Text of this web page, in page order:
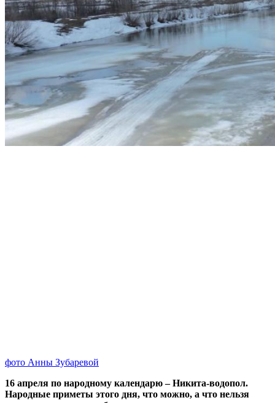
фото Анны Зубаревой
16 апреля по народному календарю – Никита-водопол.
Народные приметы этого дня, что можно, а что нельзя